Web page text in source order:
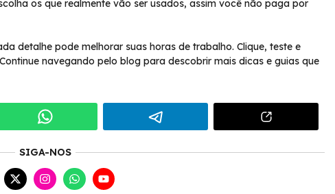
os que realmente vão ser usados, assim você não paga por
detalhe pode melhorar suas horas de trabalho. Clique, teste e
navegando pelo blog para descobrir mais dicas e guias que
SIGA-NOS